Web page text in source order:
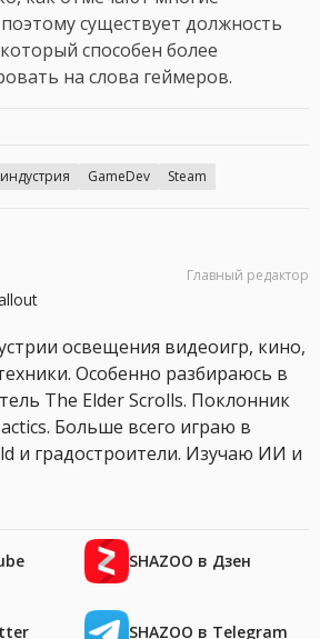
существует должность
способен более
на слова геймеров.
GameDev Steam
Главный редактор
освещения видеоигр, кино,
Особенно разбираюсь в
The Elder Scrolls. Поклонник
Больше всего играю в
и градостроители. Изучаю ИИ и
SHAZOO в Дзен
SHAZOO в Telegram